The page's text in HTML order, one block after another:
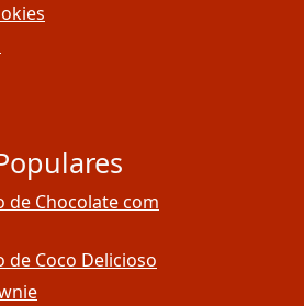
de Chocolate com
de Coco Delicioso